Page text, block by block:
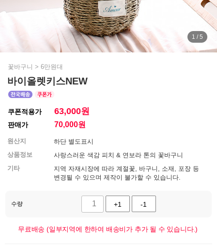
1 / 5
꽃바구니 > 6만원대
바이올렛키스NEW
쿠폰적용가 63,000원
판매가 70,000원
원산지
하단 별도표시
상품정보
사랑스러운 색감 피치 & 연보라 톤의 꽃바구니
기타
지역 자재시장에 따라 계절꽃, 바구니, 소재, 포장 등
변경될 수 있으며 제작이 불가할 수 있습니다.
수량 +1 -1
무료배송 (일부지역에 한하여 배송비가 추가 될 수 있습니다.)